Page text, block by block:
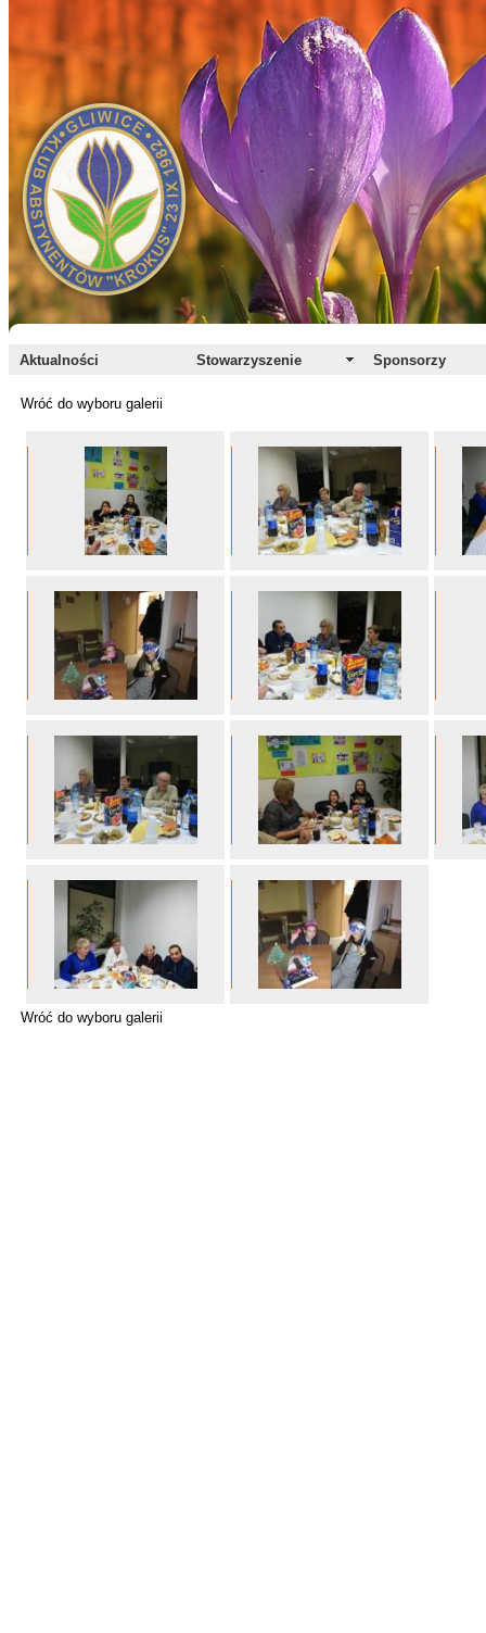
Aktualności Stowarzyszenie Sponsorzy
Wróć do wyboru galerii
Wróć do wyboru galerii